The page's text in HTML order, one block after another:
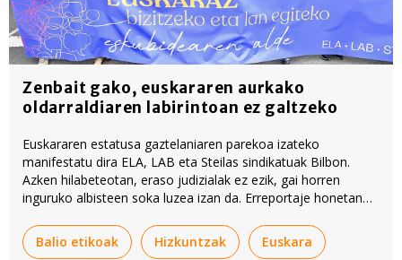
Zenbait gako, euskararen aurkako
oldarraldiaren labirintoan ez galtzeko
Euskararen estatusa gaztelaniaren parekoa izateko
manifestatu dira ELA, LAB eta Steilas sindikatuak Bilbon.
Azken hilabeteotan, eraso judizialak ez ezik, gai horren
inguruko albisteen soka luzea izan da. Erreportaje honetan
den hobeto ulertu ahal izateko.
Balio etikoak Hizkuntzak Euskara